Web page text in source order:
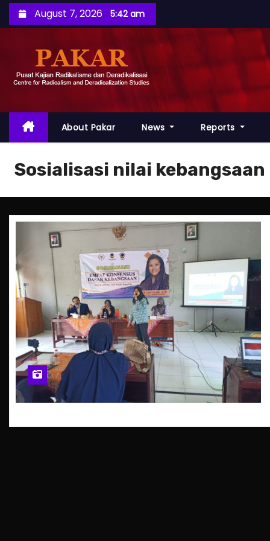
k
c
n
n
August 7, 2026 5:42 am
About Pakar News Reports
Sosialisasi nilai kebangsaan